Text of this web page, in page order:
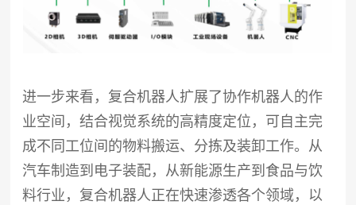
进一步来看，复合机器人扩展了协作机器人的作
业空间，结合视觉系统的高精度定位，可自主完
成不同工位间的物料搬运、分拣及装卸工作。从
汽车制造到电子装配，从新能源生产到食品与饮
料行业，复合机器人正在快速渗透各个领域，以